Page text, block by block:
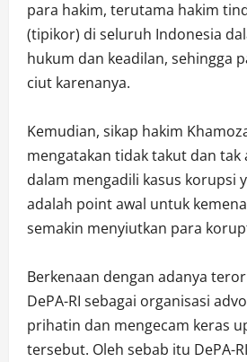
para hakim, terutama hakim
(tipikor) di seluruh Indonesia
hukum dan keadilan, sehingga
ciut karenanya.
Kemudian, sikap hakim
mengatakan tidak takut dan
dalam mengadili kasus korupsi
adalah point awal untuk
semakin menyiutkan para
Berkenaan dengan adanya
DePA-RI sebagai organisasi
prihatin dan mengecam keras
tersebut. Oleh sebab itu DePA-